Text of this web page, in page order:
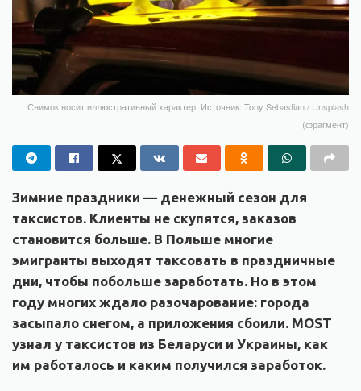
Снимок носит иллюстративный характер. Источник: Tony Sebastian / Unsplash
(фрагмент)
Зимние праздники — денежный сезон для
таксистов. Клиенты не скупятся, заказов
становится больше. В Польше многие
эмигранты выходят таксовать в праздничные
дни, чтобы побольше заработать. Но в этом
году многих ждало разочарование: города
засыпало снегом, а приложения сбоили. MOST
узнал у таксистов из Беларуси и Украины, как
им работалось и каким получился заработок.